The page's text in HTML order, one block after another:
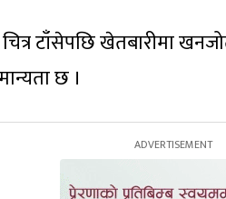
टाँसेपछि खेतबारीमा
छ ।